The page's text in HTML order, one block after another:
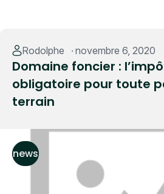
Rodolphe novembre 6, 2020
Domaine foncier :
obligatoire pour toute
terrain
news